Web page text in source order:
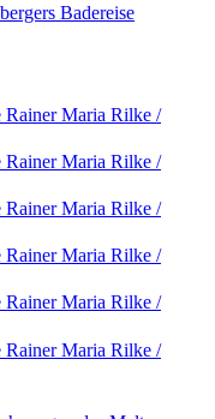
Badereise
Rainer Maria Rilke /
Rainer Maria Rilke /
Rainer Maria Rilke /
Rainer Maria Rilke /
Rainer Maria Rilke /
Rainer Maria Rilke /